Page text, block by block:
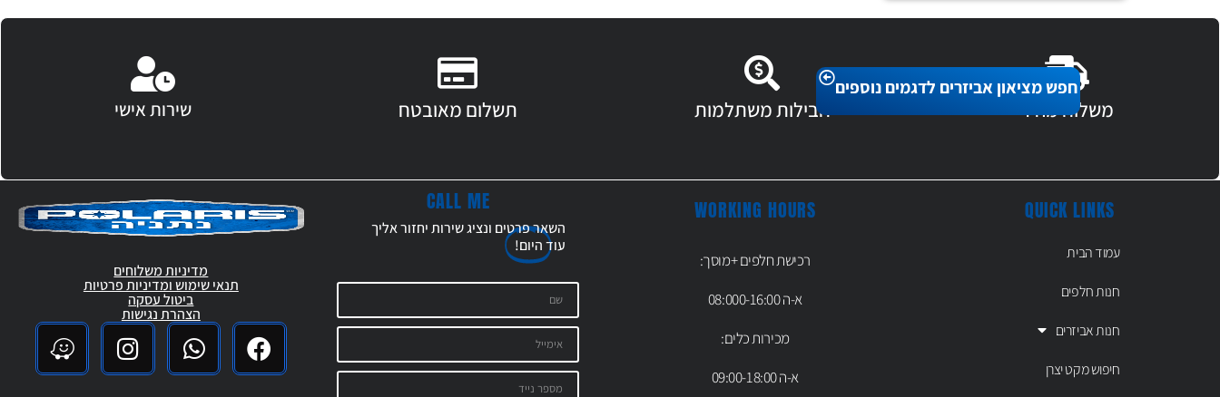
חפש מציאון אביזרים לדגמים נוספים
משלוח מהיר חבילות משתלמות תשלום מאובטח שירות אישי
QUICK LINKS
עמוד הבית
חנות חלפים
חנות אביזרים
חיפוש מקט יצרן
WORKING HOURS
רכישת חלפים +מוסך:
א-ה 08:000-16:00
מכירות כלים:
א-ה 09:00-18:00
CALL ME
השאר פרטים ונציג שירות יחזור אליך
עודהיום!
מדיניות משלוחים
תנאי שימוש ומדיניות פרטיות
ביטול עסקה
הצהרת נגישות